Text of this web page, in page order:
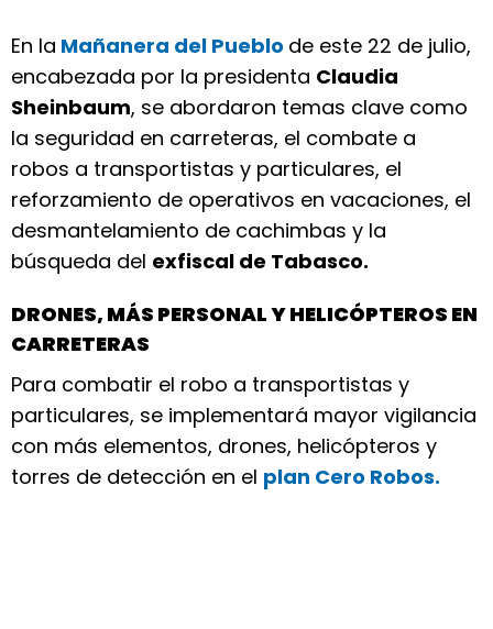
En la Mañanera del Pueblo de este 22 de julio,
encabezada por la presidenta Claudia
Sheinbaum, se abordaron temas clave como
la seguridad en carreteras, el combate a
robos a transportistas y particulares, el
reforzamiento de operativos en vacaciones, el
desmantelamiento de cachimbas y la
búsqueda del exfiscal de Tabasco.
DRONES, MÁS PERSONAL Y HELICÓPTEROS EN
CARRETERAS
Para combatir el robo a transportistas y
particulares, se implementará mayor vigilancia
con más elementos, drones, helicópteros y
torres de detección en el plan Cero Robos.